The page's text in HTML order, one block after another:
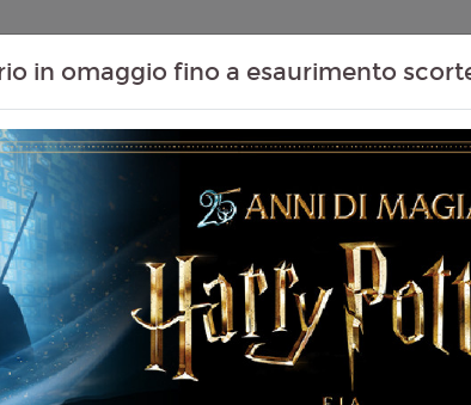
Proiezioni Scolastiche Eventi Passati
Non ci sono spettacoli
in omaggio fino a esaurimento